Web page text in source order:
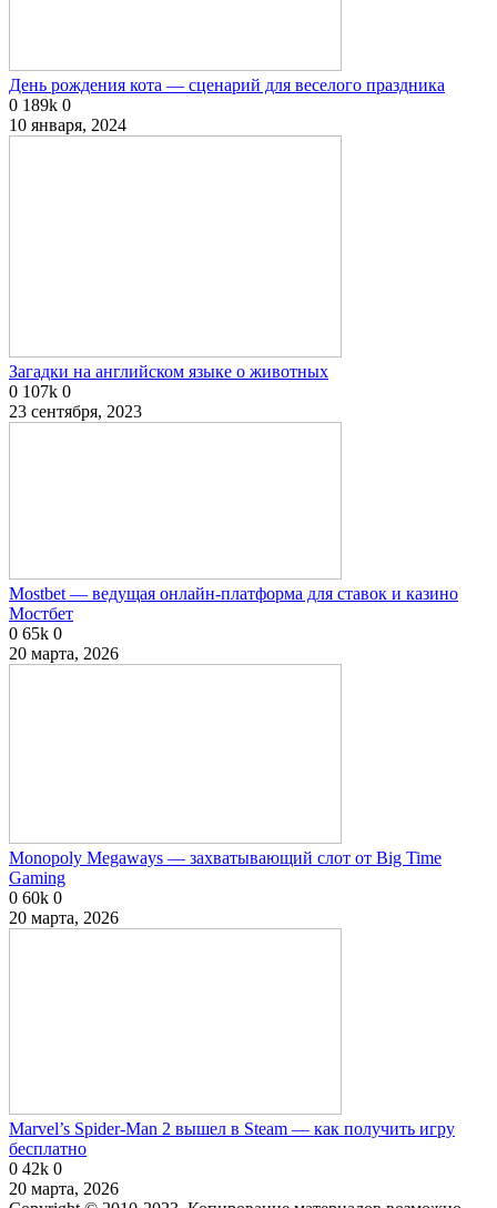
День рождения кота — сценарий для веселого праздника
0 189k 0
10 января, 2024
Загадки на английском языке о животных
0 107k 0
23 сентября, 2023
Mostbet — ведущая онлайн-платформа для ставок и казино
Мостбет
0 65k 0
20 марта, 2026
Monopoly Megaways — захватывающий слот от Big Time
Gaming
0 60k 0
20 марта, 2026
Marvel’s Spider-Man 2 вышел в Steam — как получить игру
бесплатно
0 42k 0
20 марта, 2026